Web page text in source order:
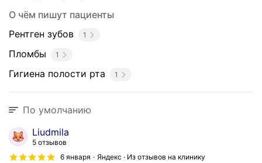
О чём пишут пациенты
Рентген зубов
1
Пломбы 1
Гигиена полости рта 1
По умолчанию
Liudmila
5 отзывов
6 января
Яндекс · Из отзывов на клинику